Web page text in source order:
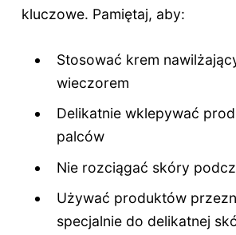
kluczowe. Pamiętaj, aby:
Stosować krem
wieczorem
Delikatnie wklepywać
palców
Nie rozciągać skóry
Używać produktów
specjalnie do delikatnej